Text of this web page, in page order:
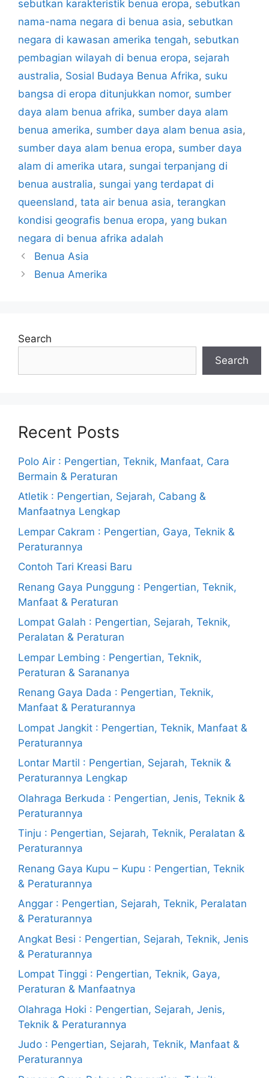
sebutkan karakteristik benua eropa, sebutkan
nama-nama negara di benua asia, sebutkan
negara di kawasan amerika tengah, sebutkan
pembagian wilayah di benua eropa, sejarah
australia, Sosial Budaya Benua Afrika, suku
bangsa di eropa ditunjukkan nomor, sumber
daya alam benua afrika, sumber daya alam
benua amerika, sumber daya alam benua asia,
sumber daya alam benua eropa, sumber daya
alam di amerika utara, sungai terpanjang di
benua australia, sungai yang terdapat di
queensland , tata air benua asia, terangkan
kondisi geografis benua eropa, yang bukan
negara di benua afrika adalah
Benua Asia
Benua Amerika
Search
Search
Recent Posts
Polo Air : Pengertian, Teknik, Manfaat, Cara
Bermain & Peraturan
Atletik : Pengertian, Sejarah, Cabang &
Manfaatnya Lengkap
Lempar Cakram : Pengertian, Gaya, Teknik &
Peraturannya
Contoh Tari Kreasi Baru
Renang Gaya Punggung : Pengertian, Teknik,
Manfaat & Peraturan
Lompat Galah : Pengertian, Sejarah, Teknik,
Peralatan & Peraturan
Lempar Lembing : Pengertian, Teknik,
Peraturan & Sarananya
Renang Gaya Dada : Pengertian, Teknik,
Manfaat & Peraturannya
Lompat Jangkit : Pengertian, Teknik, Manfaat &
Peraturannya
Lontar Martil : Pengertian, Sejarah, Teknik &
Peraturannya Lengkap
Olahraga Berkuda : Pengertian, Jenis, Teknik &
Peraturannya
Tinju : Pengertian, Sejarah, Teknik, Peralatan &
Peraturannya
Renang Gaya Kupu – Kupu : Pengertian, Teknik
& Peraturannya
Anggar : Pengertian, Sejarah, Teknik, Peralatan
& Peraturannya
Angkat Besi : Pengertian, Sejarah, Teknik, Jenis
& Peraturannya
Lompat Tinggi : Pengertian, Teknik, Gaya,
Peraturan & Manfaatnya
Olahraga Hoki : Pengertian, Sejarah, Jenis,
Teknik & Peraturannya
Judo : Pengertian, Sejarah, Teknik, Manfaat &
Peraturannya